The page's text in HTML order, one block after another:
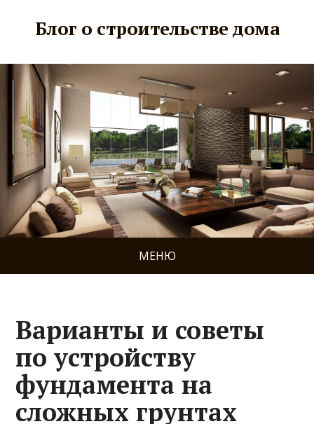
Блог о строительстве дома
МЕНЮ
Варианты и советы
по устройству
фундамента на
сложных грунтах